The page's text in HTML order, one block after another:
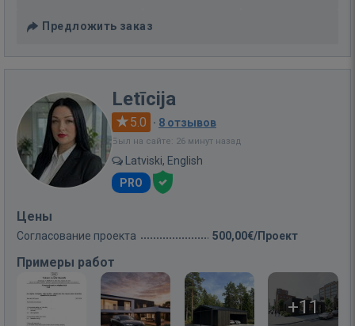
Предложить заказ
Letīcija
5.0 · 8 отзывов
Был на сайте: 26 минут назад
Latviski, English
PRO
Цены
Согласование проекта 500,00€/Проект
Примеры работ
+11